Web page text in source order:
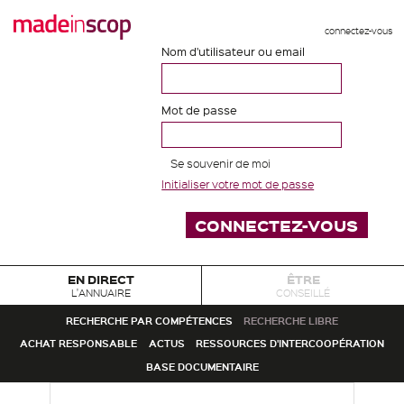
connectez-vous
Nom d'utilisateur ou email
Mot de passe
Se souvenir de moi
Initialiser votre mot de passe
EN DIRECT
L'ANNUAIRE
ÊTRE
CONSEILLÉ
RECHERCHE PAR COMPÉTENCES
RECHERCHE LIBRE
ACHAT RESPONSABLE
ACTUS
RESSOURCES D'INTERCOOPÉRATION
BASE DOCUMENTAIRE